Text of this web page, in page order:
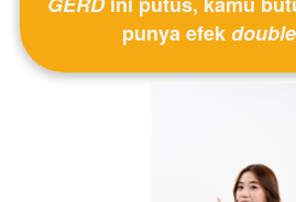
punya efek